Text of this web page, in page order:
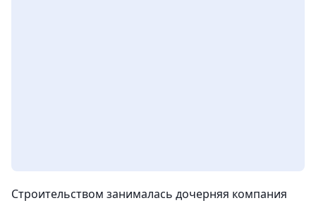
Строительством занималась дочерняя компания